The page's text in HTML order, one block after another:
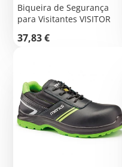
Biqueira de Segurança
para Visitantes VISITOR
Preço
37,83 €